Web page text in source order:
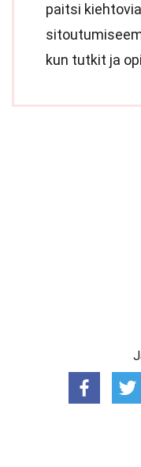
paitsi
kun tutkit ja